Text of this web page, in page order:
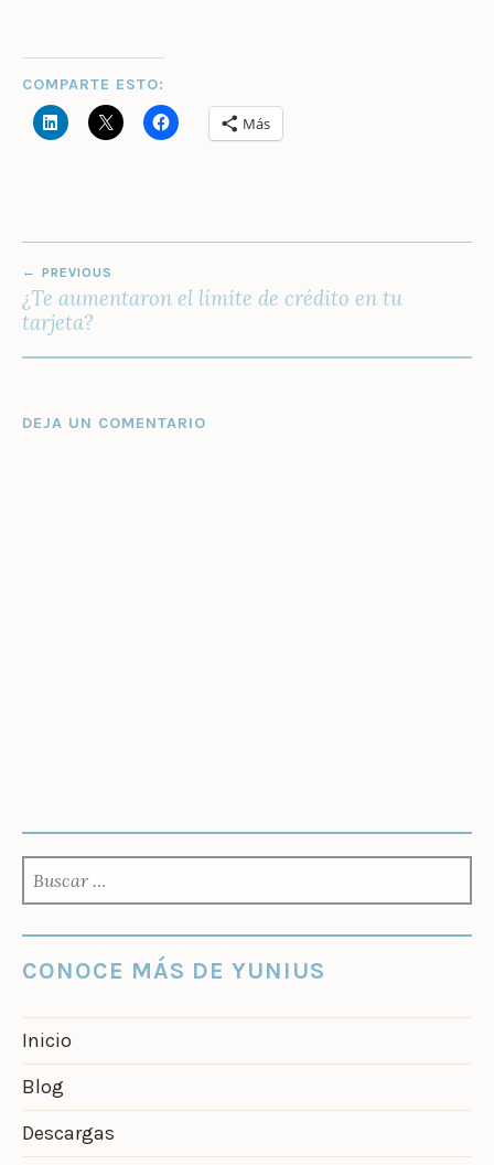
COMPARTE ESTO:
Más
DE
ENTRADAS
PREVIOUS
¿Te aumentaron el límite de crédito en tu
tarjeta?
DEJA UN COMENTARIO
CONOCE MÁS DE YUNIUS
Inicio
Blog
Descargas